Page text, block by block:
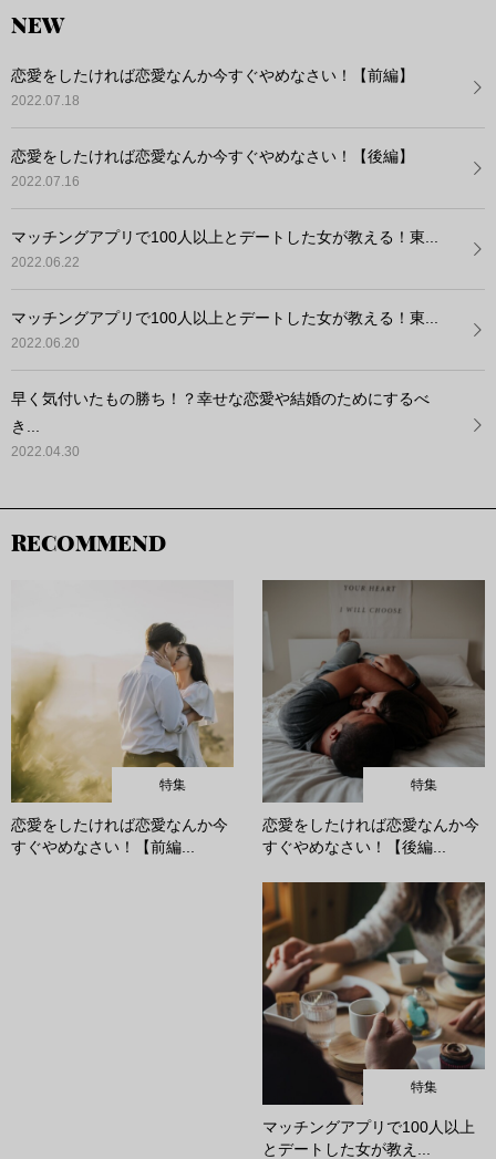
NEW
恋愛をしたければ恋愛なんか今すぐやめなさい！【前編】
2022.07.18
恋愛をしたければ恋愛なんか今すぐやめなさい！【後編】
2022.07.16
マッチングアプリで100人以上とデートした女が教える！東...
2022.06.22
マッチングアプリで100人以上とデートした女が教える！東...
2022.06.20
早く気付いたもの勝ち！？幸せな恋愛や結婚のためにするべ
き...
2022.04.30
RECOMMEND
特集
恋愛をしたければ恋愛なんか今
すぐやめなさい！【前編...
特集
恋愛をしたければ恋愛なんか今
すぐやめなさい！【後編...
特集
マッチングアプリで100人以上
とデートした女が教え...